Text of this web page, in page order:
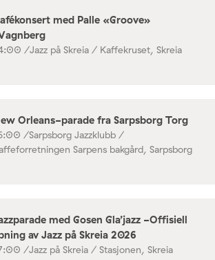
med Palle «Groove»
/Jazz på Skreia / Kaffekruset, Skreia
Orleans-parade fra Sarpsborg Torg
/Sarpsborg Jazzklubb /
Sarpens bakgård, Sarpsborg
med Gosen Gla’jazz -Offisiell
av Jazz på Skreia 2026
/Jazz på Skreia / Stasjonen, Skreia